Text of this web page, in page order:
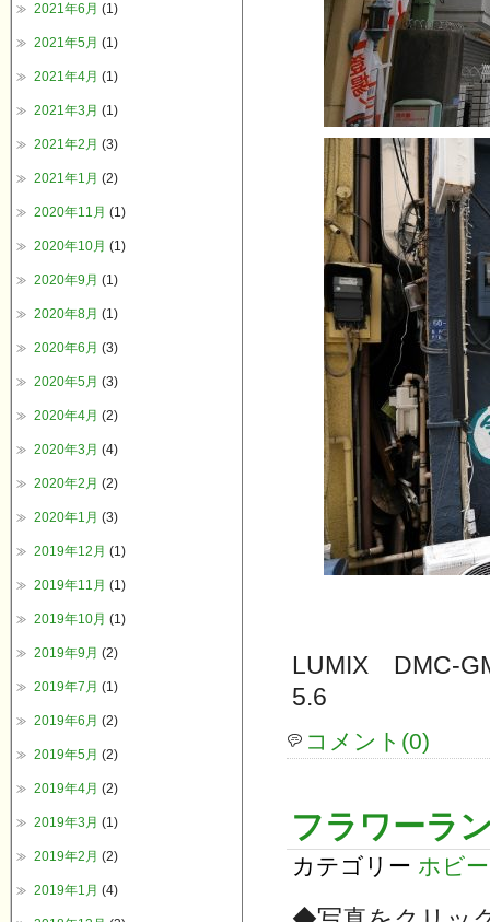
LUMIX DMC-
5.6
コメント(0)
フラワーラ
カテゴリー ホビー
2021年6月 (1)
2021年5月 (1)
2021年4月 (1)
2021年3月 (1)
2021年2月 (3)
2021年1月 (2)
2020年11月 (1)
2020年10月 (1)
2020年9月 (1)
2020年8月 (1)
2020年6月 (3)
2020年5月 (3)
2020年4月 (2)
2020年3月 (4)
2020年2月 (2)
2020年1月 (3)
2019年12月 (1)
2019年11月 (1)
2019年10月 (1)
2019年9月 (2)
2019年7月 (1)
2019年6月 (2)
2019年5月 (2)
2019年4月 (2)
2019年3月 (1)
2019年2月 (2)
2019年1月 (4)